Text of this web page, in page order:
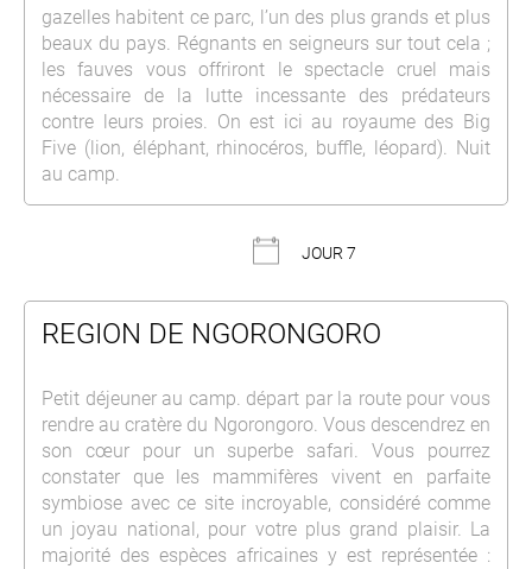
gazelles habitent ce parc, l’un des plus grands et plus
beaux du pays. Régnants en seigneurs sur tout cela ;
les fauves vous offriront le spectacle cruel mais
nécessaire de la lutte incessante des prédateurs
contre leurs proies. On est ici au royaume des Big
Five (lion, éléphant, rhinocéros, buffle, léopard). Nuit
au camp.
JOUR 7
REGION DE NGORONGORO
Petit déjeuner au camp. départ par la route pour vous
rendre au cratère du Ngorongoro. Vous descendrez en
son cœur pour un superbe safari. Vous pourrez
constater que les mammifères vivent en parfaite
symbiose avec ce site incroyable, considéré comme
un joyau national, pour votre plus grand plaisir. La
majorité des espèces africaines y est représentée :